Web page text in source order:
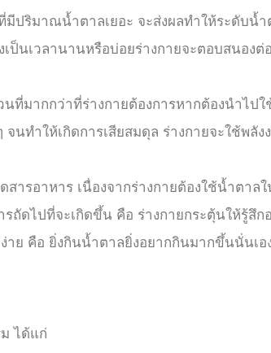
ปริมาณน้ำตาลเยอะ จะส่งผลทำให้ระดับน้
ป็นเวลานานหรือบ่อยร่างกายจะตอบสนอง
มากกว่าที่ร่างกายต้องการหากต้องนำไป
ทำให้เกิดการเสียสมดุล ร่างกายจะใช้พลั
ารอาหาร เนื่องจากร่างกายต้องใช้น้ำตาล
ถัดไปที่จะเกิดขึ้น คือ ร่างกายกระตุ้นให้รู้
าย คือ ยิ่งกินน้ำตาลยิ่งอยากกินมากขึ้นนั่นเอ
ได้แก่